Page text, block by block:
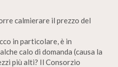
calmierare il prezzo del
in particolare, è in
calo di domanda (causa la
più alti? Il Consorzio